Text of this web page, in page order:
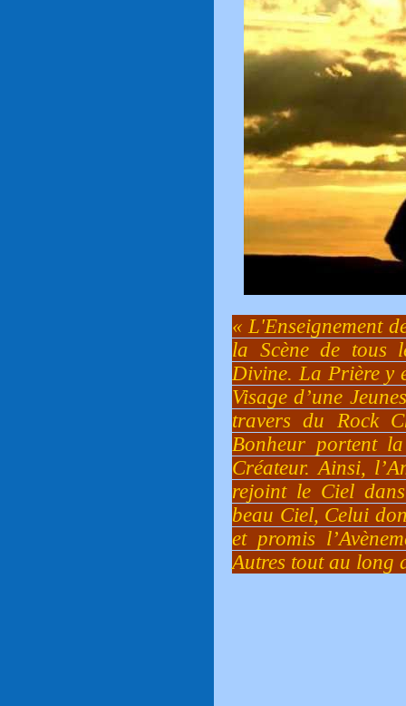
« L'Enseignement
la Scène de tous
Divine. La Prière y
Visage d’une
travers du Rock
Bonheur portent
Créateur. Ainsi,
rejoint le Ciel
beau Ciel, Celui
et promis
Autres tout au long